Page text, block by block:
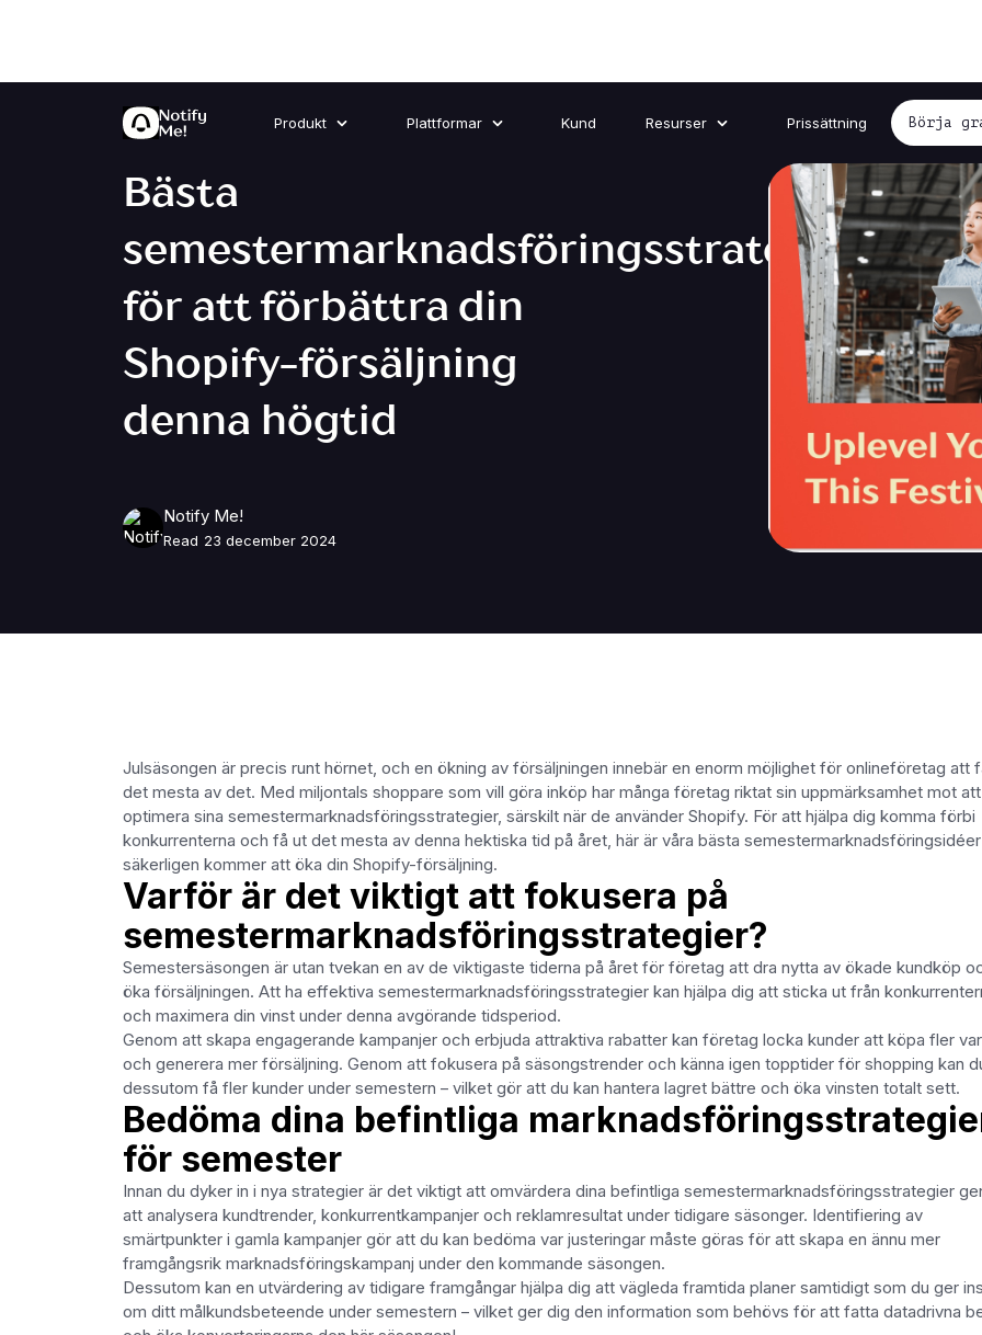
Produkt Plattformar Kund Resurser Prissättning Börja
Bästa
semestermarknadsföringsstrategier
för att förbättra din
Shopify-försäljning
denna högtid
Notify Me!
Read 23 december 2024
Julsäsongen är precis runt hörnet, och en ökning av försäljningen innebär en enorm möjlighet för onlineföretag att
det mesta av det. Med miljontals shoppare som vill göra inköp har många företag riktat sin uppmärksamhet mot att
optimera sina semestermarknadsföringsstrategier, särskilt när de använder Shopify. För att hjälpa dig komma förbi
konkurrenterna och få ut det mesta av denna hektiska tid på året, här är våra bästa
säkerligen kommer att öka din Shopify-försäljning.
Varför är det viktigt att fokusera på
semestermarknadsföringsstrategier?
Semestersäsongen är utan tvekan en av de viktigaste tiderna på året för företag att dra nytta av ökade kundköp
öka försäljningen. Att ha effektiva semestermarknadsföringsstrategier kan hjälpa dig att sticka ut från
och maximera din vinst under denna avgörande tidsperiod.
Genom att skapa engagerande kampanjer och erbjuda attraktiva rabatter kan företag locka kunder att köpa fler
och generera mer försäljning. Genom att fokusera på säsongstrender och känna igen topptider för shopping kan
dessutom få fler kunder under semestern – vilket gör att du kan hantera lagret bättre och öka vinsten totalt sett.
Bedöma dina befintliga
för semester
Innan du dyker in i nya strategier är det viktigt att omvärdera dina befintliga semestermarknadsföringsstrategier
att analysera kundtrender, konkurrentkampanjer och reklamresultat under tidigare säsonger. Identifiering av
smärtpunkter i gamla kampanjer gör att du kan bedöma var justeringar måste göras för att skapa en ännu mer
framgångsrik marknadsföringskampanj under den kommande säsongen.
Dessutom kan en utvärdering av tidigare framgångar hjälpa dig att vägleda framtida planer samtidigt som du ger
om ditt målkundsbeteende under semestern – vilket ger dig den information som behövs för att fatta datadrivna